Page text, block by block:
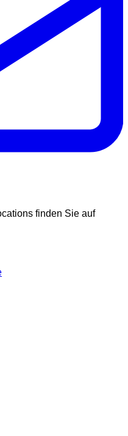
finden Sie auf